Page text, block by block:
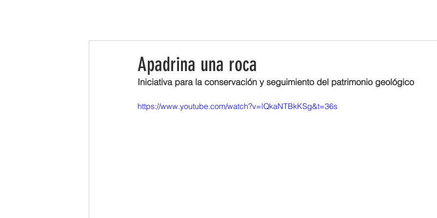
Apadrina una roca
Iniciativa para la conservación y seguimiento del patrimonio geológico
https://www.youtube.com/watch?v=lQkaNTBkKSg&t=36s